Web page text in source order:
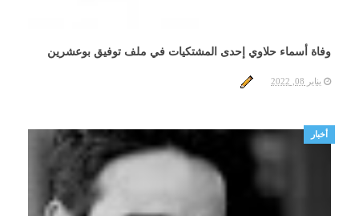
وفاة أسماء حلاوي إحدى المشتكيات في ملف توفيق بوعشرين
يناير 08, 2022
أخبار